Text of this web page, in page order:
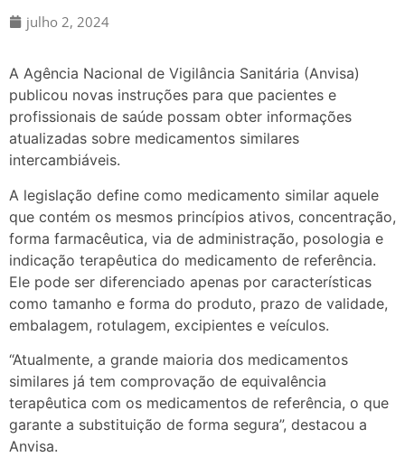
julho 2, 2024
A Agência Nacional de Vigilância Sanitária (Anvisa)
publicou novas instruções para que pacientes e
profissionais de saúde possam obter informações
atualizadas sobre medicamentos similares
intercambiáveis.
A legislação define como medicamento similar aquele
que contém os mesmos princípios ativos, concentração,
forma farmacêutica, via de administração, posologia e
indicação terapêutica do medicamento de referência.
Ele pode ser diferenciado apenas por características
como tamanho e forma do produto, prazo de validade,
embalagem, rotulagem, excipientes e veículos.
“Atualmente, a grande maioria dos medicamentos
similares já tem comprovação de equivalência
terapêutica com os medicamentos de referência, o que
garante a substituição de forma segura”, destacou a
Anvisa.